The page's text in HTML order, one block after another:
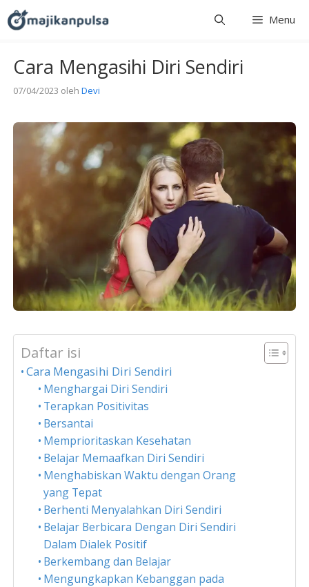
Langsung
ke
Menu
Cara Mengasihi Diri Sendiri
07/04/2023 oleh Devi
Daftar isi
Cara Mengasihi Diri Sendiri
Menghargai Diri Sendiri
Terapkan Positivitas
Bersantai
Memprioritaskan Kesehatan
Belajar Memaafkan Diri Sendiri
Menghabiskan Waktu dengan Orang
yang Tepat
Berhenti Menyalahkan Diri Sendiri
Belajar Berbicara Dengan Diri Sendiri
Dalam Dialek Positif
Berkembang dan Belajar
Mengungkapkan Kebanggan pada